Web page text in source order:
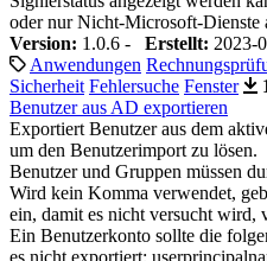
oder nur Nicht-Microsoft-Dienste
Version: 1.0.6 - Erstellt: 2023-
Anwendungen
Sicherheit Fehlersuche Fenster
Benutzer aus AD exportieren
Exportiert Benutzer aus dem
um den Benutzerimport zu lösen.
Benutzer und Gruppen müssen
Wird kein Komma verwendet,
ein, damit es nicht versucht wird,
Ein Benutzerkonto sollte die
es nicht exportiert: